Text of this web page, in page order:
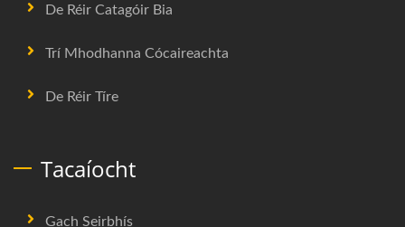
De Réir Catagóir Bia
Trí Mhodhanna Cócaireachta
De Réir Tíre
Tacaíocht
Gach Seirbhís